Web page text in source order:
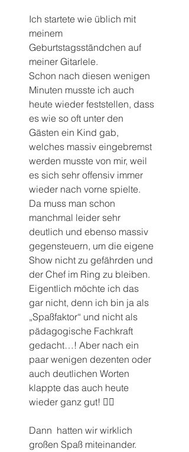
Ich startete wie üblich mit
meinem
Geburtstagsständchen auf
meiner Gitarlele.
Schon nach diesen wenigen
Minuten musste ich auch
heute wieder feststellen, dass
es wie so oft unter den
Gästen ein Kind gab,
welches massiv eingebremst
werden musste von mir, weil
es sich sehr offensiv immer
wieder nach vorne spielte.
Da muss man schon
manchmal leider sehr
deutlich und ebenso massiv
gegensteuern, um die eigene
Show nicht zu gefährden und
der Chef im Ring zu bleiben.
Eigentlich möchte ich das
gar nicht, denn ich bin ja als
„Spaßfaktor“ und nicht als
pädagogische Fachkraft
gedacht…! Aber nach ein
paar wenigen dezenten oder
auch deutlichen Worten
klappte das auch heute
wieder ganz gut! 👍🏼
Dann  hatten wir wirklich
großen Spaß miteinander.